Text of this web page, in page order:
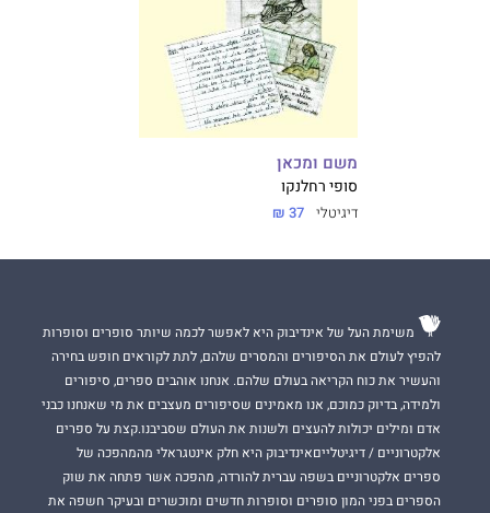
משם ומכאן
סופי רחלנקו
דיגיטלי 37 ₪
משימת העל של אינדיבוק היא לאפשר לכמה שיותר סופרים וסופרות
להפיץ לעולם את הסיפורים והמסרים שלהם, לתת לקוראים חופש בחירה
והעשיר את כוח הקריאה בעולם שלהם. אנחנו אוהבים ספרים, סיפורים
ולמידה, בדיוק כמוכם, אנו מאמינים שסיפורים מעצבים את מי שאנחנו כבני
אדם ומילים יכולות להעצים ולשנות את העולם שסביבנו.קצת על ספרים
אלקטרוניים / דיגיטלייםאינדיבוק היא חלק אינטגראלי מהמהפכה של
ספרים אלקטרוניים בשפה עברית להורדה, מהפכה אשר פתחה את שוק
הספרים בפני המון סופרים וסופרות חדשים ומוכשרים ובעיקר חשפה את